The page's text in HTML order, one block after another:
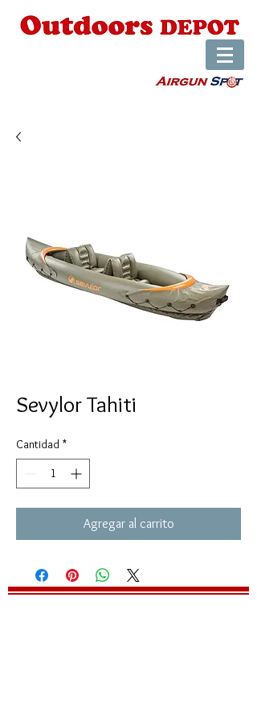
Sevylor Tahiti
Cantidad *
Agregar al carrito